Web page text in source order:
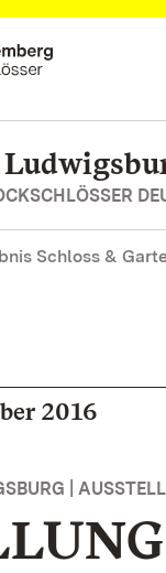
Schloss &
2016
|